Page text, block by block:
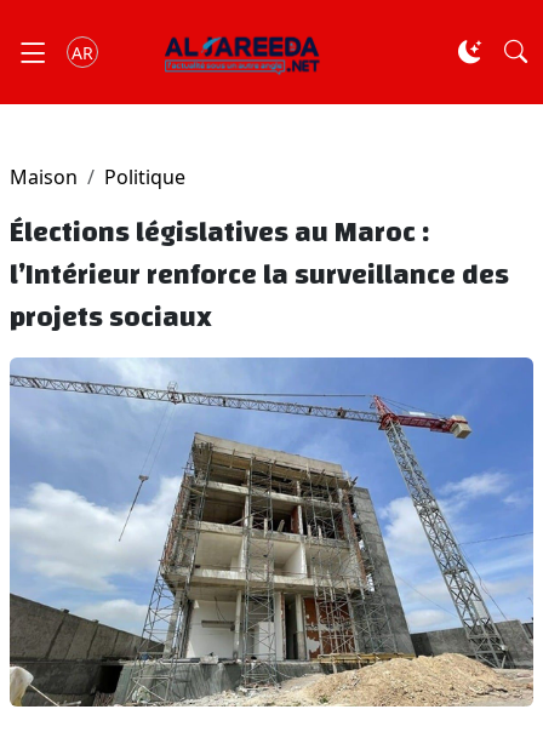
AR
Maison Politique
Élections législatives au Maroc :
l’Intérieur renforce la surveillance des
projets sociaux